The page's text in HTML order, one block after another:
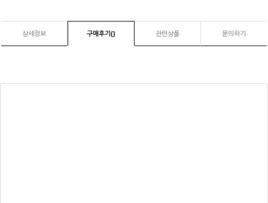
상세정보 구매후기() 관련상품 문의하기